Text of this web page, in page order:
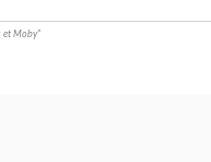
et Moby"